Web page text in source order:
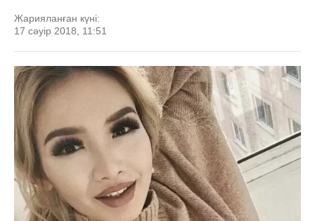
Жарияланған күні:
17 сәуір 2018, 11:51